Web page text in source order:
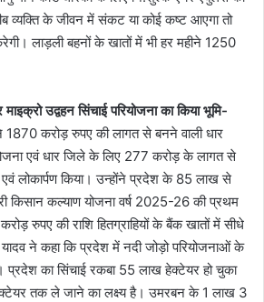
व्यक्ति के जीवन में संकट या कोई कष्ट आएगा तो
लाड़ली बहनों के खातों में भी हर महीने 1250
उद्वहन सिंचाई परियोजना का किया भूमि-
1870 करोड़ रुपए की लागत से बनने वाली धार
एवं धार जिले के लिए 277 करोड़ के लागत से
एवं लोकार्पण किया। उन्होंने प्रदेश के 85 लाख से
किसान कल्याण योजना वर्ष 2025-26 की प्रथम
रुपए की राशि हितग्राहियों के बैंक खातों में सीधे
ने कहा कि प्रदेश में नदी जोड़ो परियोजनाओं के
प्रदेश का सिंचाई रकबा 55 लाख हेक्टेयर हो चुका
तक ले जाने का लक्ष्य है। उमरबन के 1 लाख 3